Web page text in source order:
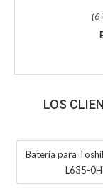
(6
LOS
Batería para
L635-